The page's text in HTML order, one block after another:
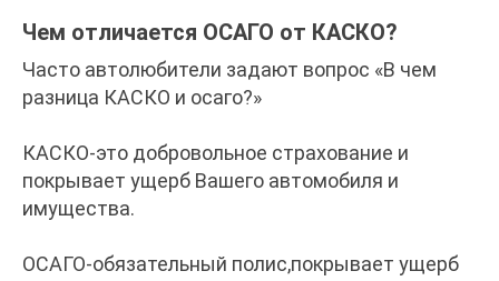
Чем отличается ОСАГО от КАСКО?
Часто автолюбители задают вопрос «В чем
разница КАСКО и осаго?»
КАСКО-это добровольное страхование и
покрывает ущерб Вашего автомобиля и
имущества.
ОСАГО-обязательный полис,покрывает ущерб